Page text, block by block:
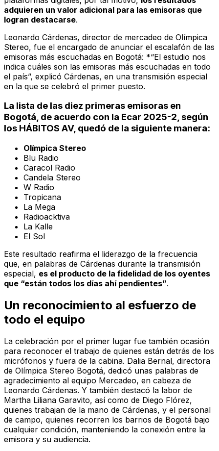
adquieren un valor adicional para las emisoras que
logran destacarse.
Leonardo Cárdenas, director de mercadeo de Olímpica
Stereo, fue el encargado de anunciar el escalafón de las
emisoras más escuchadas en Bogotá: *“El estudio nos
indica cuáles son las emisoras más escuchadas en todo
el país”, explicó Cárdenas, en una transmisión especial
en la que se celebró el primer puesto.
La lista de las diez primeras emisoras en
Bogotá, de acuerdo con la Ecar 2025-2, según
los HÁBITOS AV, quedó de la siguiente manera:
Olímpica Stereo
Blu Radio
Caracol Radio
Candela Stereo
W Radio
Tropicana
La Mega
Radioacktiva
La Kalle
El Sol
Este resultado reafirma el liderazgo de la frecuencia
que, en palabras de Cárdenas durante la transmisión
especial, es el producto de la fidelidad de los oyentes
que “están todos los días ahí pendientes”.
Un reconocimiento al esfuerzo de
todo el equipo
La celebración por el primer lugar fue también ocasión
para reconocer el trabajo de quienes están detrás de los
micrófonos y fuera de la cabina. Dalia Bernal, directora
de Olímpica Stereo Bogotá, dedicó unas palabras de
agradecimiento al equipo Mercadeo, en cabeza de
Leonardo Cárdenas. Y también destacó la labor de
Martha Liliana Garavito, así como de Diego Flórez,
quienes trabajan de la mano de Cárdenas, y el personal
de campo, quienes recorren los barrios de Bogotá bajo
cualquier condición, manteniendo la conexión entre la
emisora y su audiencia.